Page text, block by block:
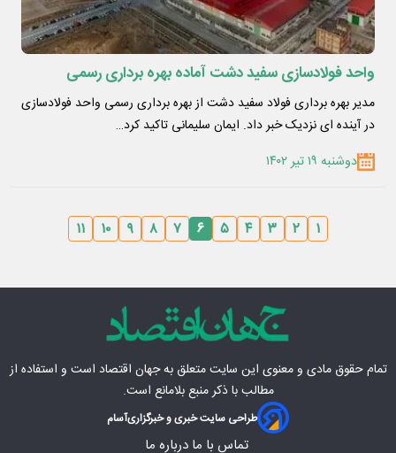
واحد فولادسازی سفید دشت آماده بهره برداری رسمی
مدیر بهره برداری فولاد سفید دشت از بهره برداری رسمی واحد فولادسازی
در آینده ای نزدیک خبر داد. ایمان سلیمانی تاکید کرد…
دوشنبه ۱۹ تیر ۱۴۰۲
۱ ۲ ۳ ۴ ۵ ۶ ۷ ۸ ۹ ۱۰ ۱۱
تمام حقوق مادی‌ و معنوی این سایت متعلق بهجهان اقتصاد است و استفاده از
مطالب با ذکر منبع بلامانع است.
طراحی سایت خبری و خبرگزاریآسام
تماس با ما درباره ما